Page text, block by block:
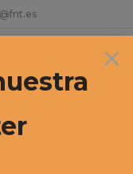
2026
×